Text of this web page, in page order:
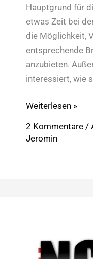
Hauptgrund für
etwas Zeit bei
die Möglichkeit,
entsprechende
anzubieten.
interessiert, wie
Nginx
SSL
Weiterlesen »
2 Kommentare /
Jeromin